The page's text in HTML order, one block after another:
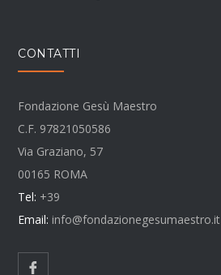
CONTATTI
Fondazione Gesù Maestro
C.F. 97821050586
Via Graziano, 57
00165 ROMA
Tel: +39
Email: info@fondazionegesumaestro.it